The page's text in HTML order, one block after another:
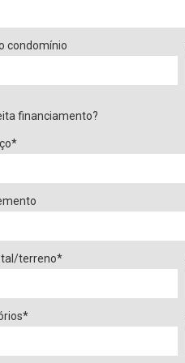
condomínio
financiamento?
terreno*